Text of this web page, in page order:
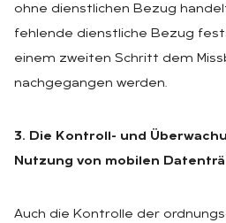
ohne dienstlichen Bezug
fehlende dienstliche Bezug
einem zweiten Schritt dem
nachgegangen werden.
3. Die Kontroll- und
Nutzung von mobilen
Auch die Kontrolle der